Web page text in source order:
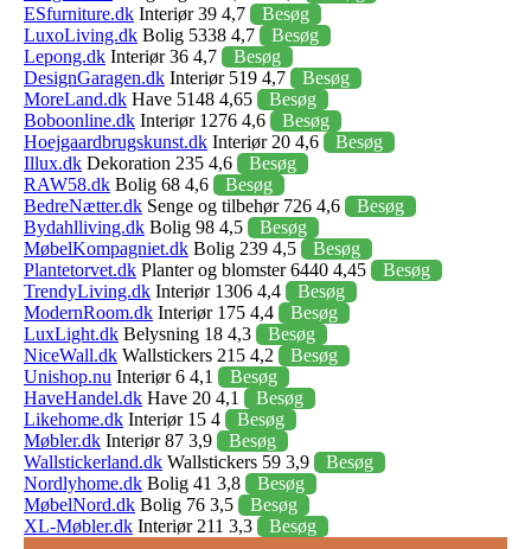
ESfurniture.dk Interiør 39 4,7
Besøg
LuxoLiving.dk Bolig 5338 4,7
Besøg
Lepong.dk Interiør 36 4,7
Besøg
DesignGaragen.dk Interiør 519 4,7
Besøg
MoreLand.dk Have 5148 4,65
Besøg
Boboonline.dk Interiør 1276 4,6
Besøg
Hoejgaardbrugskunst.dk Interiør 20 4,6
Besøg
Illux.dk Dekoration 235 4,6
Besøg
RAW58.dk Bolig 68 4,6
Besøg
BedreNætter.dk Senge og tilbehør 726 4,6
Besøg
Bydahlliving.dk Bolig 98 4,5
Besøg
MøbelKompagniet.dk Bolig 239 4,5
Besøg
Plantetorvet.dk Planter og blomster 6440 4,45
Besøg
TrendyLiving.dk Interiør 1306 4,4
Besøg
ModernRoom.dk Interiør 175 4,4
Besøg
LuxLight.dk Belysning 18 4,3
Besøg
NiceWall.dk Wallstickers 215 4,2
Besøg
Unishop.nu Interiør 6 4,1
Besøg
HaveHandel.dk Have 20 4,1
Besøg
Likehome.dk Interiør 15 4
Besøg
Møbler.dk Interiør 87 3,9
Besøg
Wallstickerland.dk Wallstickers 59 3,9
Besøg
Nordlyhome.dk Bolig 41 3,8
Besøg
MøbelNord.dk Bolig 76 3,5
Besøg
XL-Møbler.dk Interiør 211 3,3
Besøg